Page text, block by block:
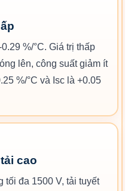
%/°C. Giá trị thấp
lên, công suất giảm ít
%/°C và Isc là +0.05
cao
tối đa 1500 V, tải tuyết